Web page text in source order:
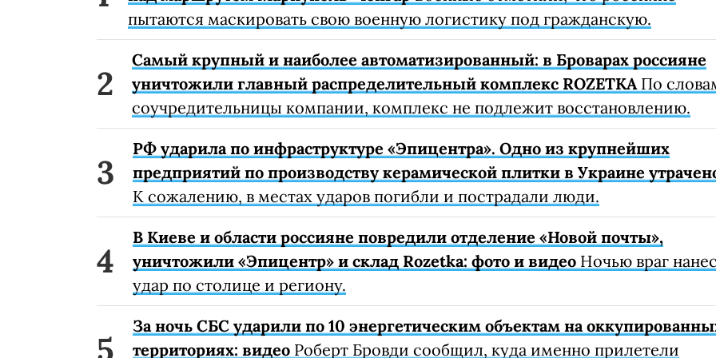
пытаются маскировать свою военную логистику под гражданскую.
Самый крупный и наиболее автоматизированный: в Броварах россияне
уничтожили главный распределительный комплекс ROZETKAПо
соучредительницы компании, комплекс не подлежит восстановлению.
РФ ударила по инфраструктуре «Эпицентра». Одно из крупнейших
предприятий по производству керамической плитки в Украине
К сожалению, в местах ударов погибли и пострадали люди.
В Киеве и области россияне повредили отделение «Новой почты»,
уничтожили «Эпицентр» и склад Rozetka: фото и видео Ночью враг нанес
удар по столице и региону.
За ночь СБС ударили по 10 энергетическим объектам на
территориях: видео Роберт Бровди сообщил, куда именно прилетели